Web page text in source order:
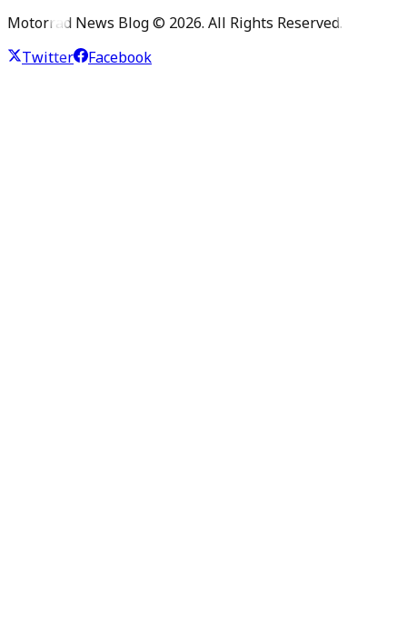
Motorrad News Blog © 2026. All Rights Reserved.
Twitter
Facebook